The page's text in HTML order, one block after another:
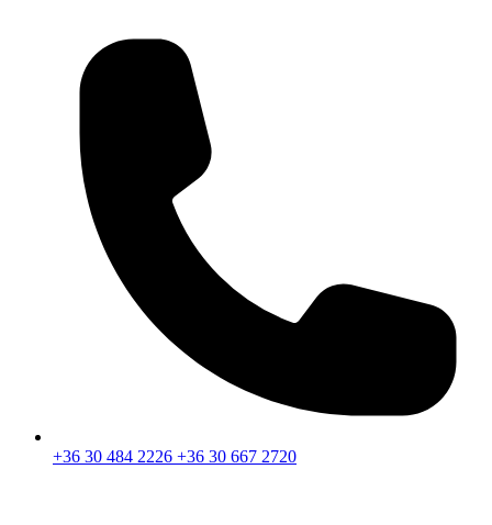
+36 30 484 2226 +36 30 667 2720